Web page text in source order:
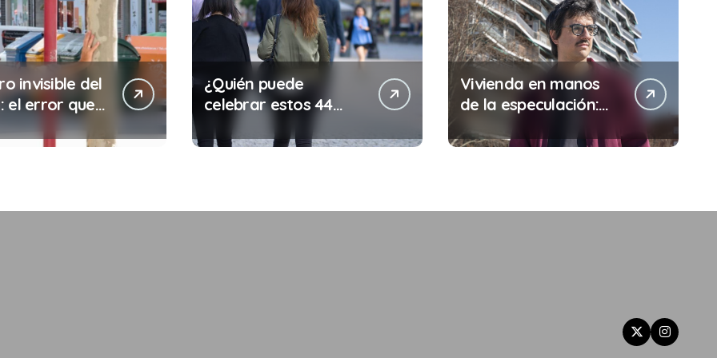
invisible del
el error que
cada 30
en tu trabajo
¿Quién puede
celebrar estos 44
Vivienda en manos
de la especulación:
no te da para vivir